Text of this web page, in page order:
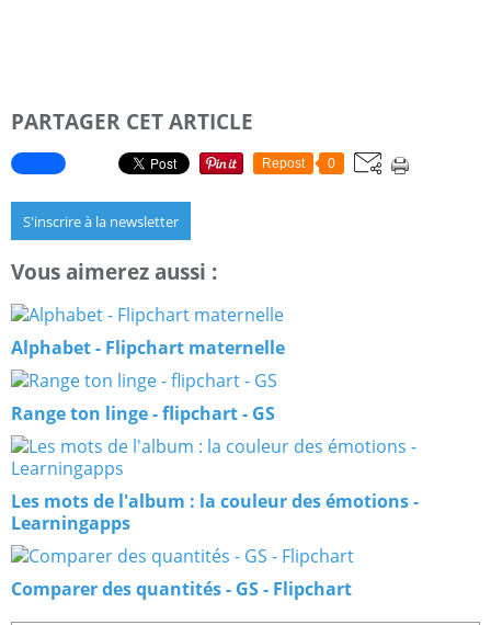
PARTAGER CET ARTICLE
Repost 0
S'inscrire à la newsletter
Vous aimerez aussi :
Alphabet - Flipchart maternelle
Range ton linge - flipchart - GS
Les mots de l'album : la couleur des émotions -
Learningapps
Comparer des quantités - GS - Flipchart